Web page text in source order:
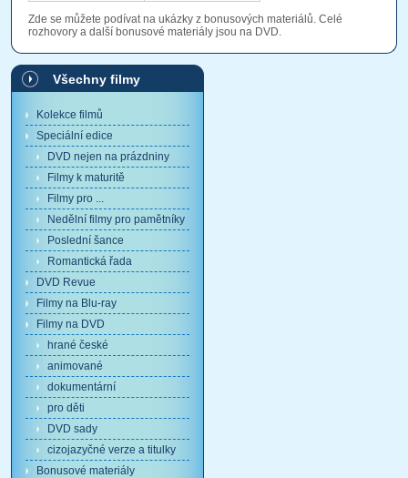
Zde se můžete podívat na ukázky z bonusových materiálů. Celé
rozhovory a další bonusové materiály jsou na DVD.
Všechny filmy
Kolekce filmů
Speciální edice
DVD nejen na prázdniny
Filmy k maturitě
Filmy pro ...
Nedělní filmy pro pamětníky
Poslední šance
Romantická řada
DVD Revue
Filmy na Blu-ray
Filmy na DVD
hrané české
animované
dokumentární
pro děti
DVD sady
cizojazyčné verze a titulky
Bonusové materiály